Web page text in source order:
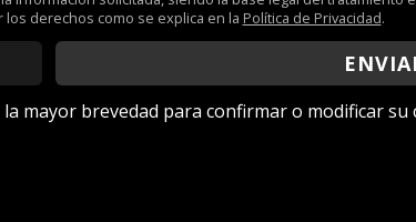
derechos como se explica en la Política de Privacidad.
mayor brevedad para confirmar o modificar su